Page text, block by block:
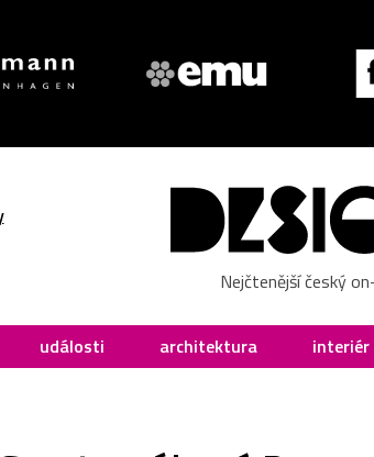
Nejčtenější český
události architektura interiér